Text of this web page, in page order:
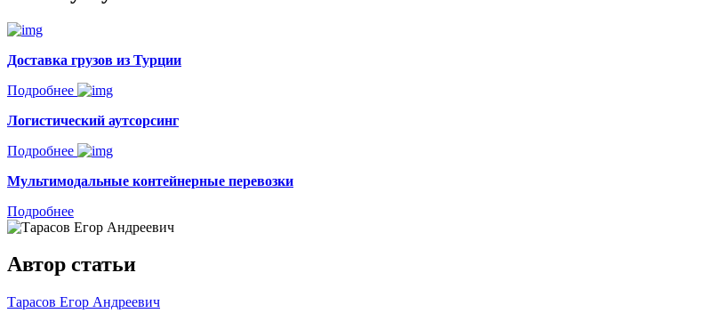
Доставка грузов из Турции
Подробнее
Логистический аутсорсинг
Подробнее
Мультимодальные контейнерные перевозки
Подробнее
Автор статьи
Тарасов Егор Андреевич